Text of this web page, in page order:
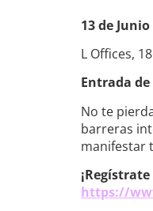
13 de Junio
L Offices,
Entrada
No te
barreras
manifestar
https://